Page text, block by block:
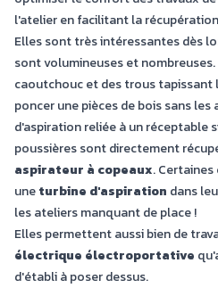
l'atelier en facilitant la
Elles sont très intéressantes dès
sont volumineuses et
caoutchouc et des trous tapissant
poncer une pièces de bois sans
d'aspiration reliée à un réceptable
poussières sont directement
aspirateur à copeaux.
uneturbine d'aspiration dans
les ateliers manquant de place !
Elles permettent aussi bien de
électrique électroportative
d'établi à poser dessus.